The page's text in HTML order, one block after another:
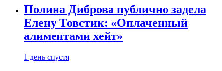
Полина Диброва публично задела
Елену Товстик: «Оплаченный
алиментами хейт»
1 день спустя